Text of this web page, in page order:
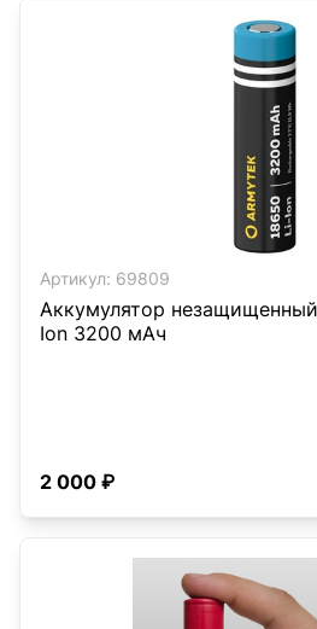
Артикул: 69809
Аккумулятор
Ion 3200 мАч
2 000 ₽